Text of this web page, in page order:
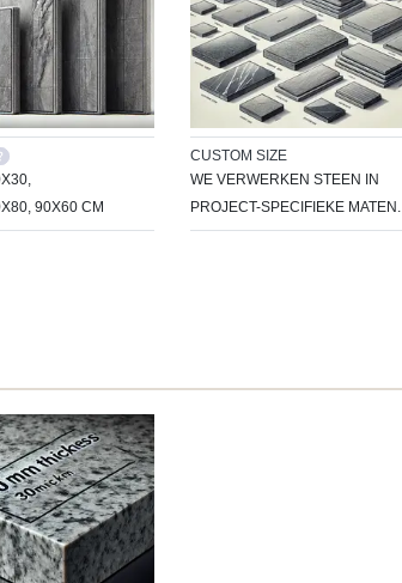
90X60 CM
CUSTOM SIZE
WE VERWERKEN STEEN IN
PROJECT-SPECIFIEKE MATEN.